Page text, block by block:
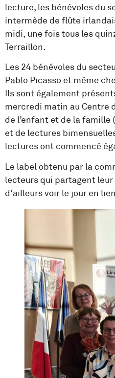
lecture, les bénévoles du
intermède de flûte
midi, une fois tous les
Terraillon.
Les 24 bénévoles du
Pablo Picasso et même
Ils sont également
mercredi matin au Centre
de l’enfant et de la famille
et de lectures
lectures ont commencé
Le label obtenu par la
lecteurs qui partagent
d’ailleurs voir le jour en